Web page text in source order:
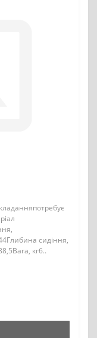
сидіння,
кг6..